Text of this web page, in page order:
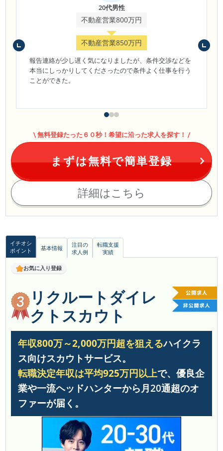
20代男性
不動産営業800万円
不動産営業850万円
報告連絡が少し遅く気になりましたが、条件交渉などを
本当にしっかりしてくださったので条件よく仕事を行う
ことができた。
詳細はこちら
無料登録たった６０秒！希望に沿った求人を探す！
まずは無料で簡単登録
イチオシ
ポイント
基本情報
注目の
求人例
転職支援
実績
お気に入り登録
リクルートダイレ
クトスカウト
年収800万～2,000万円超を狙えるハイクラ
ス向けスカウトサービス。
転職決定年収は平均925万円以上で、優良企
業や一流ヘッドハンターから月20通超のオ
ファーが届く。